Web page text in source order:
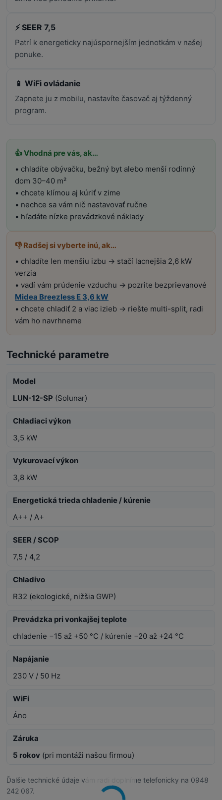
⚡ SEER 7,5
Patrí k energeticky najúspornejším jednotkám v našej
ponuke.
📱 WiFi ovládanie
Zapnete ju z mobilu, nastavíte časovač aj týždenný
program.
👍 Vhodná pre vás, ak…
• chladíte obývačku, bežný byt alebo menší rodinný
dom 30–40 m²
• chcete klímou aj kúriť v zime
• nechce sa vám nič nastavovať ručne
• hľadáte nízke prevádzkové náklady
👎 Radšej si vyberte inú, ak…
• chladíte len menšiu izbu → stačí lacnejšia 2,6 kW
verzia
• vadí vám prúdenie vzduchu → pozrite bezprievanové
Midea Breezless E 3,6 kW
• chcete chladiť 2 a viac izieb → riešte multi-split, radi
vám ho navrhneme
Technické parametre
Model
LUN-12-SP (Solunar)
Chladiaci výkon
3,5 kW
Vykurovací výkon
3,8 kW
Energetická trieda chladenie / kúrenie
A++ / A+
SEER / SCOP
7,5 / 4,2
Chladivo
R32 (ekologické, nižšia GWP)
Prevádzka pri vonkajšej teplote
chladenie −15 až +50 °C / kúrenie −20 až +24 °C
Napájanie
230 V / 50 Hz
WiFi
Áno
Záruka
5 rokov (pri montáži našou firmou)
Ďalšie technické údaje vám radi doplníme telefonicky na 0948
242 067.